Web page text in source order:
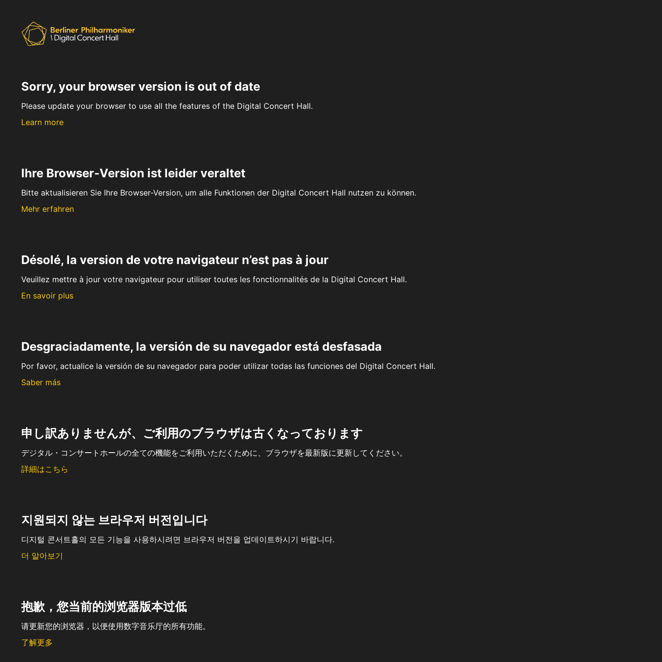
Sorry, your browser version is out of date
Please update your browser to use all the features of the Digital Concert Hall.
Learn more
Ihre Browser-Version ist leider veraltet
Bitte aktualisieren Sie Ihre Browser-Version, um alle Funktionen der Digital Concert Hall nutzen zu können.
Mehr erfahren
Désolé, la version de votre navigateur n’est pas à jour
Veuillez mettre à jour votre navigateur pour utiliser toutes les fonctionnalités de la Digital Concert Hall.
En savoir plus
Desgraciadamente, la versión de su navegador está desfasada
Por favor, actualice la versión de su navegador para poder utilizar todas las funciones del Digital Concert Hall.
Saber más
申し訳ありませんが、ご利用のブラウザは古くなっております
デジタル・コンサートホールの全ての機能をご利用いただくために、ブラウザを最新版に更新してください。
詳細はこちら
지원되지 않는 브라우저 버전입니다
디지털 콘서트홀의 모든 기능을 사용하시려면 브라우저 버전을 업데이트하시기 바랍니다.
더 알아보기
抱歉，您当前的浏览器版本过低
请更新您的浏览器，以便使用数字音乐厅的所有功能。
了解更多